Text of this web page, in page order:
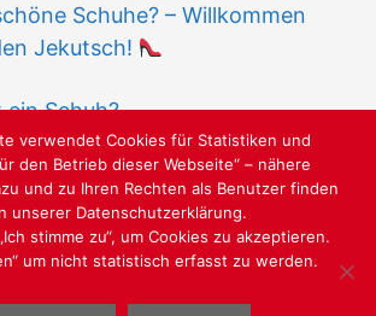
Schuhe? – Willkommen
Jekutsch!
Schuh?
verwendet Cookies für Statistiken und
den Betrieb dieser Webseite“ – nähere
und zu Ihren Rechten als Benutzer finden
unserer Datenschutzerklärung.
stimme zu“, um Cookies zu akzeptieren.
um nicht statistisch erfasst zu werden.